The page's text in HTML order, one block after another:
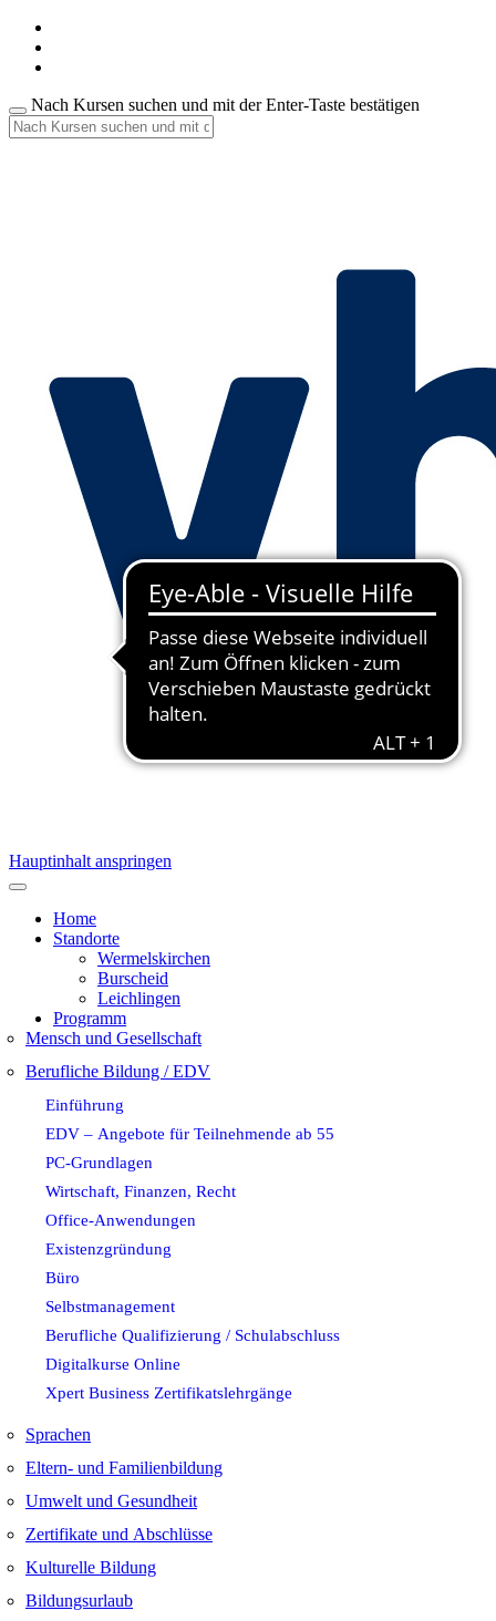
Nach Kursen suchen und mit der Enter-Taste bestätigen
Hauptinhalt anspringen
Home
Standorte
Wermelskirchen
Burscheid
Leichlingen
Programm
Mensch und Gesellschaft
Berufliche Bildung / EDV
Einführung
EDV – Angebote für Teilnehmende ab 55
PC-Grundlagen
Wirtschaft, Finanzen, Recht
Office-Anwendungen
Existenzgründung
Büro
Selbstmanagement
Berufliche Qualifizierung / Schulabschluss
Digitalkurse Online
Xpert Business Zertifikatslehrgänge
Sprachen
Eltern- und Familienbildung
Umwelt und Gesundheit
Zertifikate und Abschlüsse
Kulturelle Bildung
Bildungsurlaub